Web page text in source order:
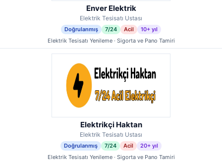
Enver Elektrik
Elektrik Tesisatı Ustası
Doğrulanmış 7/24 Acil
10+ yıl
Elektrik Tesisatı Yenileme · Sigorta ve Pano Tamiri
Elektrikçi Haktan
Elektrik Tesisatı Ustası
Doğrulanmış 7/24 Acil
20+ yıl
Elektrik Tesisatı Yenileme · Sigorta ve Pano Tamiri